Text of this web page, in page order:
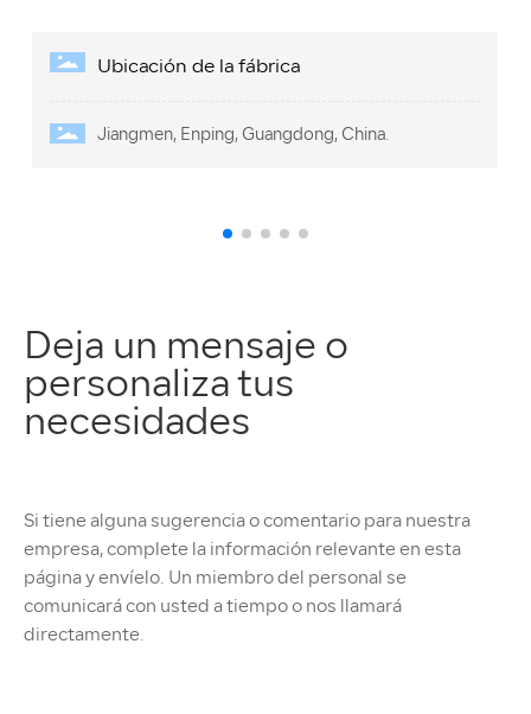
China.
Empresa profesional de
Deja un mensaje o
personaliza tus
necesidades
Si tiene alguna sugerencia o comentario para nuestra
empresa, complete la información relevante en esta
página y envíelo. Un miembro del personal se
comunicará con usted a tiempo o nos llamará
directamente.